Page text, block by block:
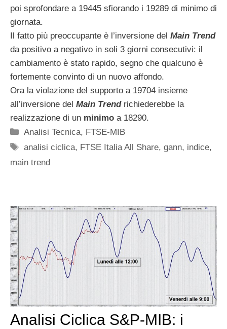
poi sprofondare a 19445 sfiorando i 19289 di minimo di
giornata.
Il fatto più preoccupante è l’inversione del Main Trend
da positivo a negativo in soli 3 giorni consecutivi: il
cambiamento è stato rapido, segno che qualcuno è
fortemente convinto di un nuovo affondo.
Ora la violazione del supporto a 19704 insieme
all’inversione del Main Trendrichiederebbe la
realizzazione di un minimo a 18290.
Categorie
Analisi Tecnica, FTSE-MIB
Tag
analisi ciclica, FTSE Italia All Share,gann, indice,
main trend
Analisi Ciclica S&P-MIB: i